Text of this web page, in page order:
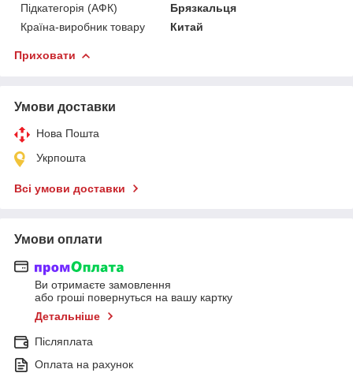
Підкатегорія (АФК)
Брязкальця
Країна-виробник товару
Китай
Приховати
Умови доставки
Нова Пошта
Укрпошта
Всі умови доставки
Умови оплати
Ви отримаєте замовлення
або гроші повернуться на вашу картку
Детальніше
Післяплата
Оплата на рахунок